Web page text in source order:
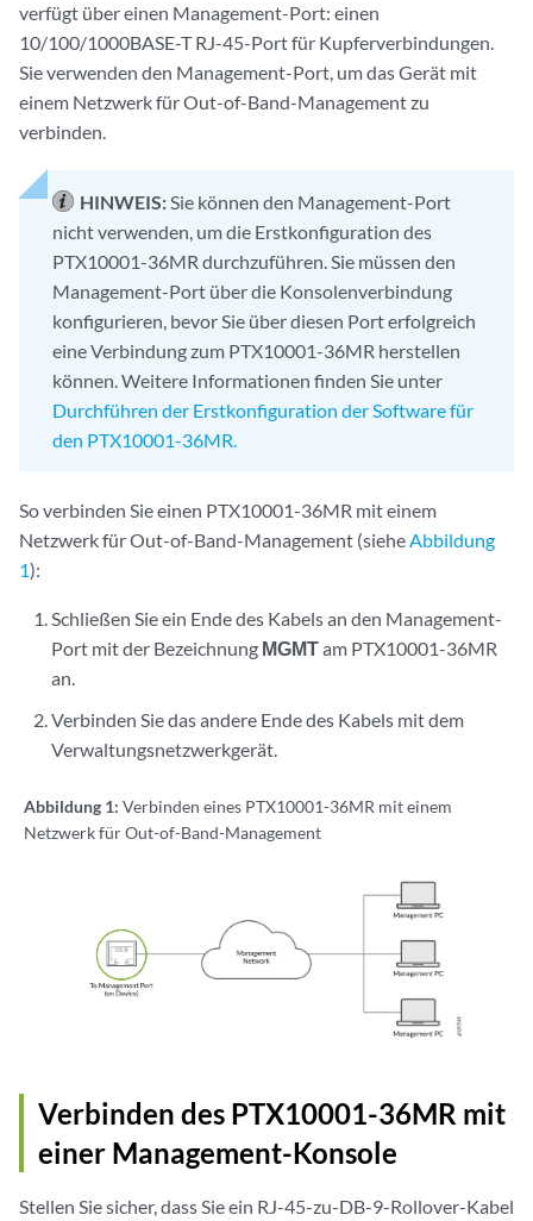
verfügt über einen Management-Port: einen
10/100/1000BASE-T RJ-45-Port für Kupferverbindungen.
Sie verwenden den Management-Port, um das Gerät mit
einem Netzwerk für Out-of-Band-Management zu
verbinden.
HINWEIS:Sie können den Management-Port
nicht verwenden, um die Erstkonfiguration des
PTX10001-36MR durchzuführen. Sie müssen den
Management-Port über die Konsolenverbindung
konfigurieren, bevor Sie über diesen Port erfolgreich
eine Verbindung zum PTX10001-36MR herstellen
können. Weitere Informationen finden Sie unter
Durchführen der Erstkonfiguration der Software für
den PTX10001-36MR.
So verbinden Sie einen PTX10001-36MR mit einem
Netzwerk für Out-of-Band-Management (sieheAbbildung
1):
Schließen Sie ein Ende des Kabels an den Management-
Port mit der Bezeichnung MGMTam PTX10001-36MR
an.
Verbinden Sie das andere Ende des Kabels mit dem
Verwaltungsnetzwerkgerät.
Abbildung 1: Verbinden eines PTX10001-36MR mit einem
Netzwerk für Out-of-Band-Management
Verbinden des PTX10001-36MR mit
einer Management-Konsole
Stellen Sie sicher, dass Sie ein RJ-45-zu-DB-9-Rollover-Kabel